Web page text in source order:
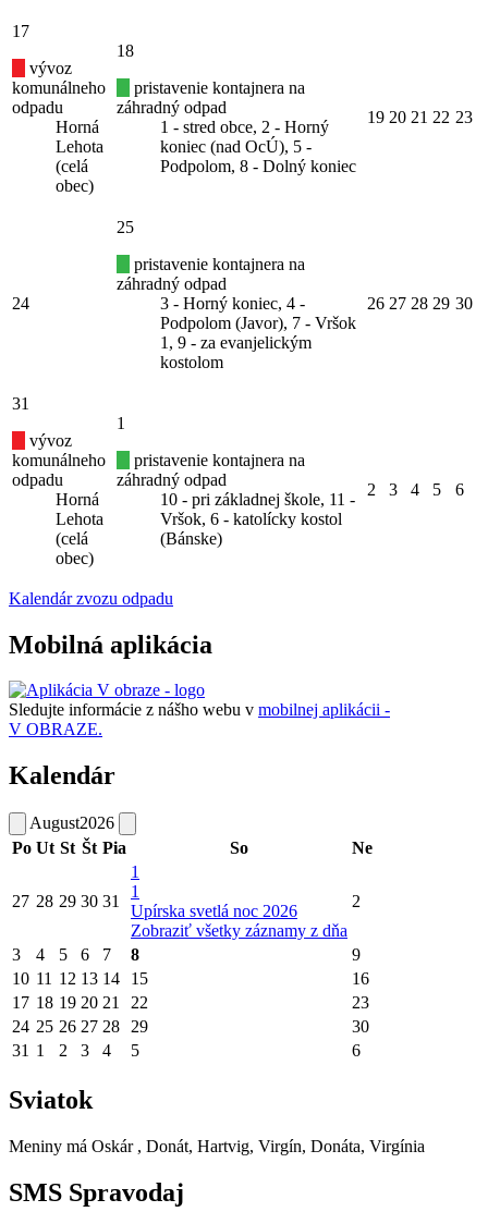
17
vývoz
komunálneho
odpadu
Horná
Lehota
(celá
obec)
18
pristavenie kontajnera na
záhradný odpad
1 - stred obce, 2 - Horný
koniec (nad OcÚ), 5 -
Podpolom, 8 - Dolný koniec
19 20 21 22 23
24
25
pristavenie kontajnera na
záhradný odpad
3 - Horný koniec, 4 -
Podpolom (Javor), 7 - Vršok
1, 9 - za evanjelickým
kostolom
26 27 28 29 30
31
vývoz
komunálneho
odpadu
Horná
Lehota
(celá
obec)
1
pristavenie kontajnera na
záhradný odpad
10 - pri základnej škole, 11 -
Vršok, 6 - katolícky kostol
(Bánske)
2 3 4 5 6
Kalendár zvozu odpadu
Mobilná aplikácia
Sledujte informácie z nášho webu v mobilnej aplikácii -
V OBRAZE.
Kalendár
August2026
Po Ut St Št Pia So Ne
27 28 29 30 31
1
1
Upírska svetlá noc 2026
Zobraziť všetky záznamy z dňa
2
3 4 5 6 7 8
9
10 11 12 13 14 15
16
17 18 19 20 21 22
23
24 25 26 27 28 29
30
31 1 2 3 4 5 6
Sviatok
Meniny má Oskár , Donát, Hartvig, Virgín, Donáta, Virgínia
SMS Spravodaj